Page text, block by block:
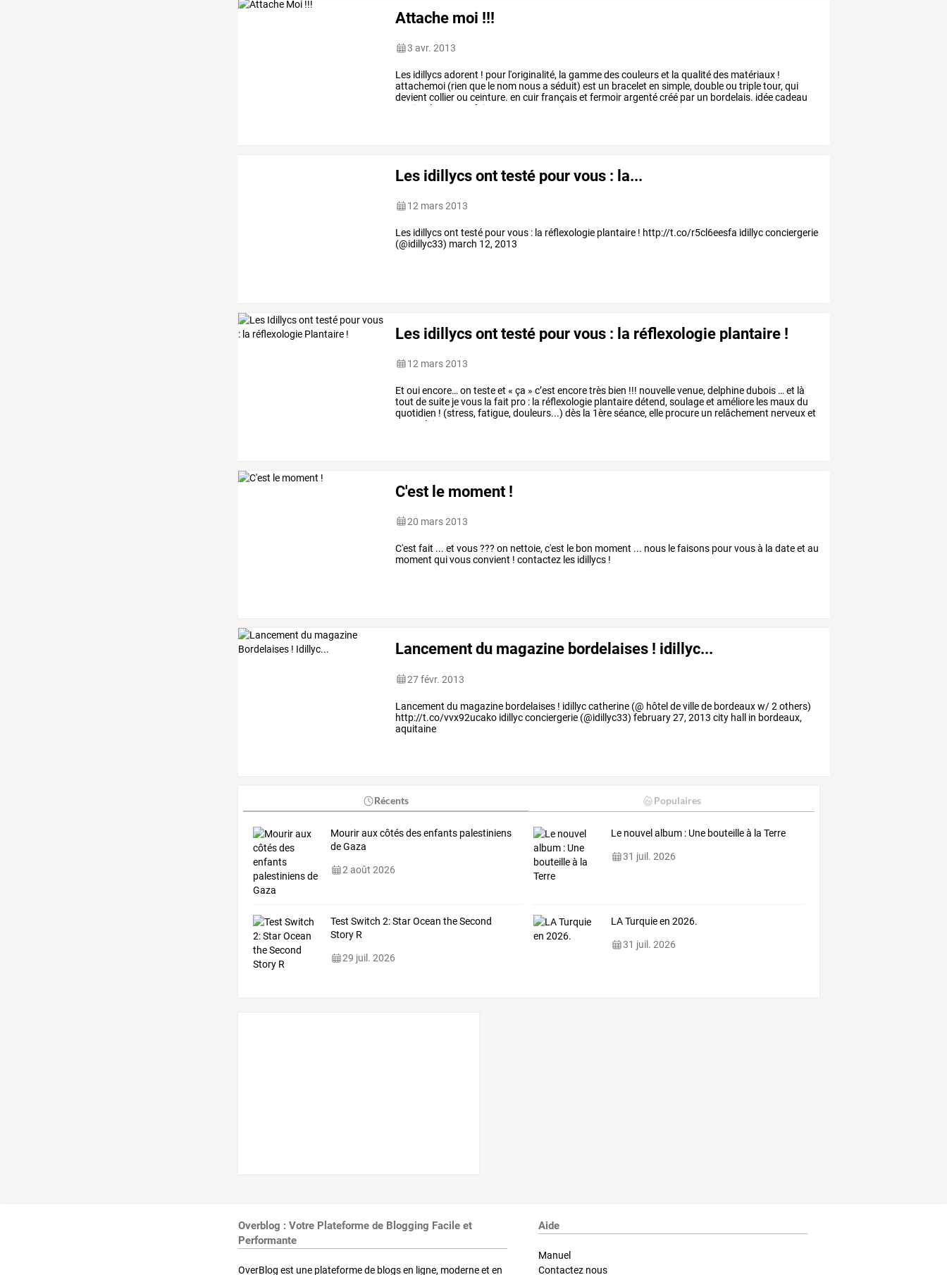
Attache moi !!!
3 avr. 2013
Les idillycsadorent ! pour l'originalité, la gammedescouleurset la qualitédes matériaux !
attachemoi (rien que le nom nousa séduit) est un bracelet en simple,doubleou tripletour,qui
devient collierou ceinture. en cuirfrançaiset fermoirargentécréé par un bordelais. idéecadeau
simplement faire
Les idillycs ont testé pour vous : la...
12 mars 2013
Les idillycs ont testé pour vous : la réflexologie plantaire ! http://t.co/r5cl6eesfa idillyc conciergerie
(@idillyc33) march 12, 2013
Les idillycs ont testé pour vous : la réflexologie plantaire !
12 mars 2013
Et ouiencore… on testeet « ça » c’est encoretrès bien !!! nouvellevenue, delphinedubois … et là
tout desuite jevous la fait pro : la réflexologie plantairedétend, soulageet améliore les mauxdu
quotidien ! (stress, fatigue, douleurs...) dès la 1èreséance, elle procure un relâchement nerveuxet
musculaire.
C'est le moment !
20 mars 2013
C'est fait ... et vous ??? on nettoie, c'est le bon moment ... nous le faisons pour vous à la date et au
moment qui vous convient ! contactez les idillycs !
Lancement du magazine bordelaises ! idillyc...
27 févr. 2013
Lancement du magazine bordelaises ! idillyc catherine (@ hôtel de ville de bordeaux w/ 2 others)
http://t.co/vvx92ucako idillyc conciergerie (@idillyc33) february 27, 2013 city hall in bordeaux,
aquitaine
Récents Populaires
Mourir aux côtés des enfants palestiniens
de Gaza
2 août 2026
Le nouvel album : Une bouteille à la Terre
31 juil. 2026
Test Switch 2: Star Ocean the Second
Story R
29 juil. 2026
LA Turquie en 2026.
31 juil. 2026
Overblog : Votre Plateforme de Blogging Facile et
Performante
OverBlog est une plateforme de blogs en ligne, moderne et en
Aide
Manuel
Contactez nous